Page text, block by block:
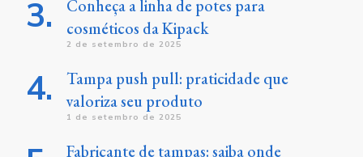
Conheça a linha de potes para
cosméticos da Kipack
2 de setembro de 2025
Tampa push pull: praticidade que
valoriza seu produto
1 de setembro de 2025
Fabricante de tampas: saiba onde